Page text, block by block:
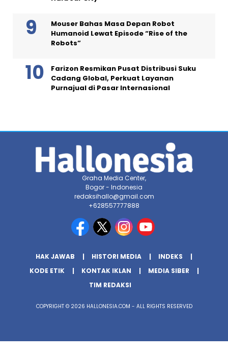
Mouser Bahas Masa Depan Robot
Humanoid Lewat Episode “Rise of the
Robots”
Farizon Resmikan Pusat Distribusi Suku
Cadang Global, Perkuat Layanan
Purnajual di Pasar Internasional
Graha Media Center,
Bogor - Indonesia
redaksihallo@gmail.com
+628557777888
HAK JAWAB HISTORI MEDIA
INDEKS
KODE ETIK
KONTAK IKLAN
MEDIA SIBER
TIM REDAKSI
COPYRIGHT © 2026 HALLONESIA.COM - ALL RIGHTS RESERVED